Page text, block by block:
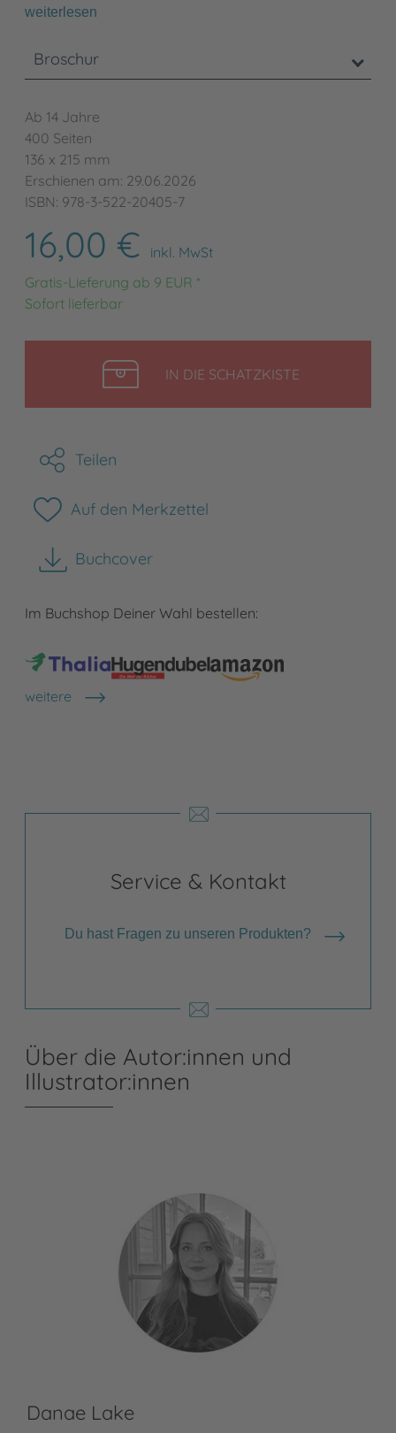
weiterlesen
Broschur
Ab 14 Jahre
400 Seiten
136 x 215 mm
Erschienen am: 29.06.2026
ISBN: 978-3-522-20405-7
16,00 €
inkl. MwSt
Gratis-Lieferung ab 9 EUR *
Sofort lieferbar
IN DIE SCHATZKISTELEGEN
Teilen
Auf den Merkzettel
Buchcover
herunterladen
Im Buchshop Deiner Wahl bestellen:
weitere
Shops anzeigen
Service & Kontakt
Du hast Fragen zu unseren Produkten?
Über die Autor:innen und
Illustrator:innen
Danae Lake